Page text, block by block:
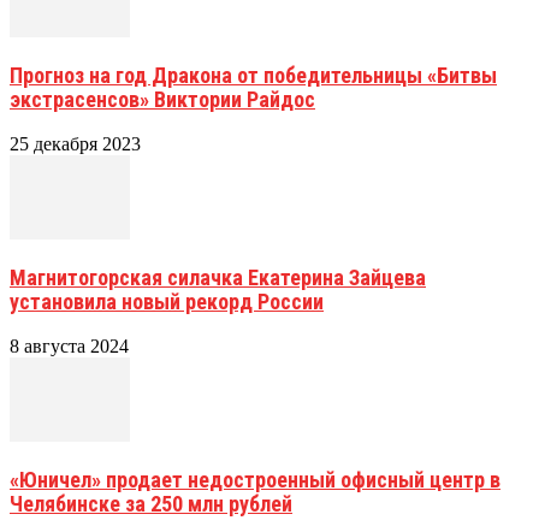
Прогноз на год Дракона от победительницы «Битвы
экстрасенсов» Виктории Райдос
25 декабря 2023
Магнитогорская силачка Екатерина Зайцева
установила новый рекорд России
8 августа 2024
«Юничел» продает недостроенный офисный центр в
Челябинске за 250 млн рублей